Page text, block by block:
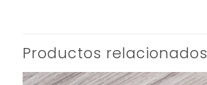
Productos relacionados